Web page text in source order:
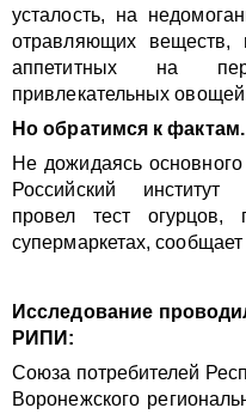
усталость, на
отравляющих веществ,
аппетитных на
привлекательных
Но обратимся к фактам.
Не дожидаясь
Российский институт
провел тест огурцов,
супермаркетах,
Исследование
РИПИ:
Союза потребителей
Воронежского